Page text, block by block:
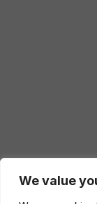
We value